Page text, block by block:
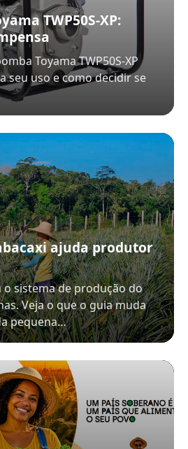
TWP50S-XP:
Toyama TWP50S-XP
seu uso e como decidir se
ajuda produtor
sistema de produção do
Veja o que o guia muda
pequena…